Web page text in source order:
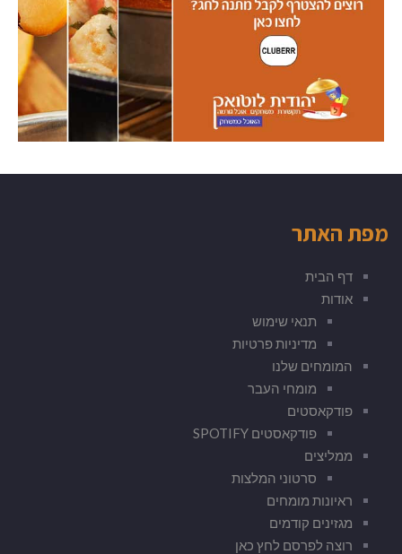
מפת האתר
דף הבית
אודות
תנאי שימוש
מדיניות פרטיות
המומחים שלנו
מומחי העבר
פודקאסטים
פודקאסטים SPOTIFY
ממליצים
סרטוני המלצות
ראיונות מומחים
מגזינים קודמים
רוצה לפרסם לחץ כאן